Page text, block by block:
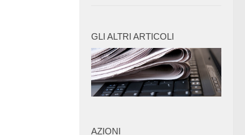
GLI ALTRI ARTICOLI
AZIONI